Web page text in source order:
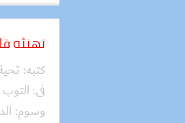
تهنئه
كتبه:
فى:
وسوم: